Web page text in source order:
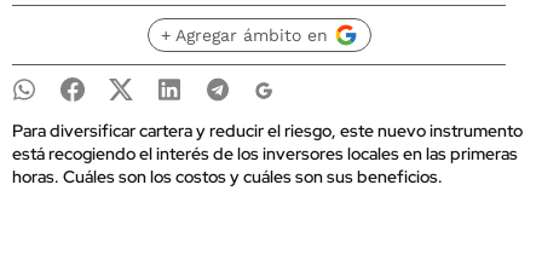
+ Agregar ámbito en
Para diversificar cartera y reducir el riesgo, este nuevo instrumento
está recogiendo el interés de los inversores locales en las primeras
horas. Cuáles son los costos y cuáles son sus beneficios.